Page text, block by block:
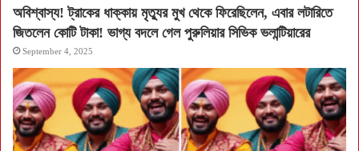
অবিশ্বাস্য! ট্রাকের ধাক্কায় মৃত্যুর মুখ থেকে ফিরেছিলেন, এবার লটারিতে
জিতলেন কোটি টাকা! ভাগ্য বদলে গেল পুরুলিয়ার সিভিক ভলান্টিয়ারের
September 4, 2025